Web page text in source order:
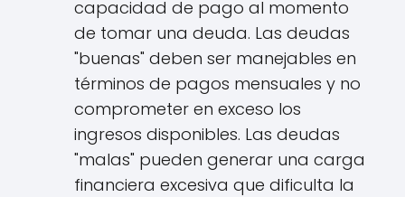
capacidad de pago al momento
de tomar una deuda. Las deudas
"buenas" deben ser manejables en
términos de pagos mensuales y no
comprometer en exceso los
ingresos disponibles. Las deudas
"malas" pueden generar una carga
financiera excesiva que dificulta la